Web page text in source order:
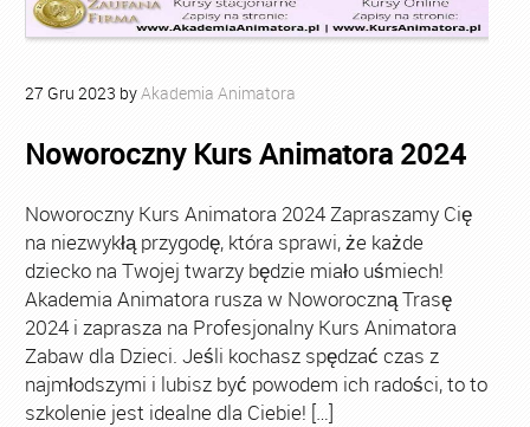
27 Gru 2023 byAkademia Animatora
Noworoczny Kurs Animatora 2024
Noworoczny Kurs Animatora 2024 Zapraszamy Cię
na niezwykłą przygodę, która sprawi, że każde
dziecko na Twojej twarzy będzie miało uśmiech!
Akademia Animatora rusza w Noworoczną Trasę
2024 i zaprasza na Profesjonalny Kurs Animatora
Zabaw dla Dzieci. Jeśli kochasz spędzać czas z
najmłodszymi i lubisz być powodem ich radości, to to
szkolenie jest idealne dla Ciebie! […]